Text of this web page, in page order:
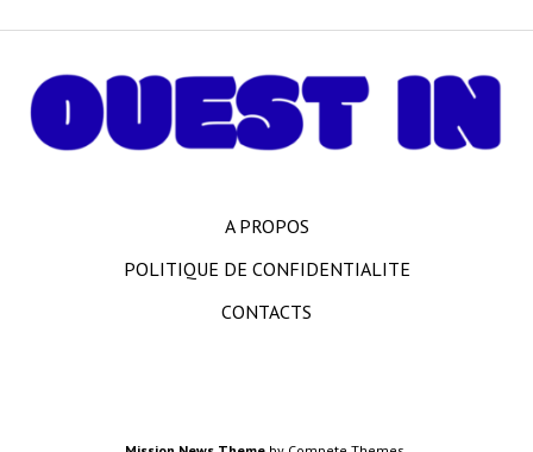
A PROPOS
POLITIQUE DE CONFIDENTIALITE
CONTACTS